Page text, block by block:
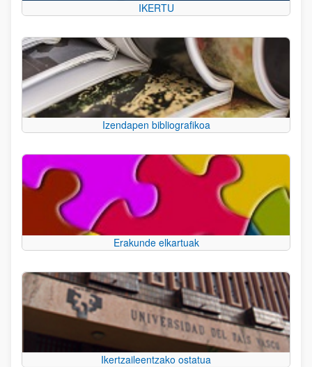
IKERTU
Izendapen bibliografikoa
Erakunde elkartuak
Ikertzaileentzako ostatua